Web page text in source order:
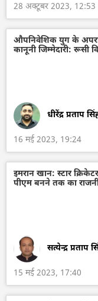
28 अक्टूबर 2023, 12:53
औपनिवेशिक युग के
कानूनी जिम्मेदारी: रूसी
धीरेंद्र प्रताप
16 मई 2023, 19:24
इमरान खान: स्टार
पीएम बनने तक का
सत्येन्द्र प्रताप
15 मई 2023, 17:40